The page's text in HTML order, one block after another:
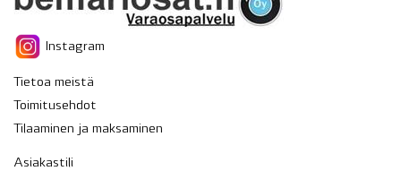
Instagram
Tietoa meistä
Toimitusehdot
Tilaaminen ja maksaminen
Asiakastili